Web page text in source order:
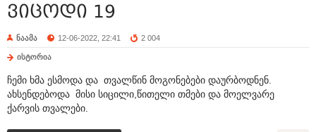
ვიცოდი 19
ნაამა 12-06-2022, 22:41 2 004
ისტორია
ჩემი ხმა ესმოდა და თვალწინ მოგონებები დაურბოდნენ.
ახსენდებოდა მისი სიცილი,წითელი თმები და მოელვარე
ქარვის თვალები.